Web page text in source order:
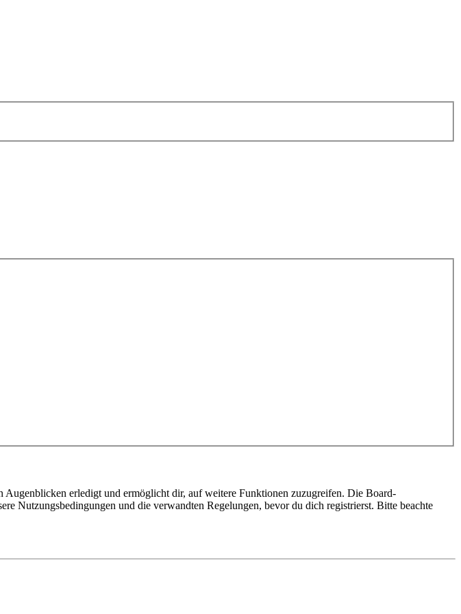
erledigt und ermöglicht dir, auf weitere Funktionen zuzugreifen. Die Board-
Nutzungsbedingungen und die verwandten Regelungen, bevor du dich registrierst. Bitte beachte